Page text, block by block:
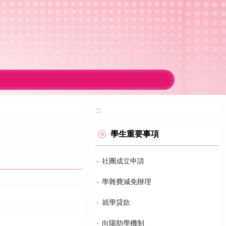
:::
學生重要事項
社團成立申請
學雜費減免辦理
就學貸款
向陽助學機制